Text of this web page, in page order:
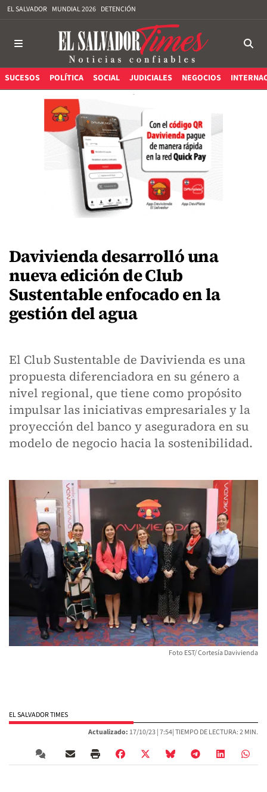
EL SALVADOR MUNDIAL 2026 DETENCIÓN
SUCESOS POLÍTICA SOCIAL JUDICIALES NEGOCIOS
Davivienda desarrolló una
nueva edición de Club
Sustentable enfocado en la
gestión del agua
El Club Sustentable de Davivienda es una
propuesta diferenciadora en su género a
nivel regional, que tiene como propósito
impulsar las iniciativas empresariales y la
proyección del banco y aseguradora en su
modelo de negocio hacia la sostenibilidad.
Foto EST/ Cortesía Davivienda
EL SALVADOR TIMES
Actualizado: 17/10/23 |7:54| TIEMPO DE LECTURA: 2 MIN.